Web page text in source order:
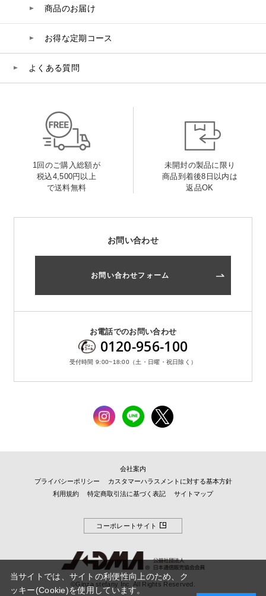
商品のお届け
お得な定期コース
よくある質問
1回のご購入総額が
税込4,500円以上
で送料無料
未開封の製品に限り
商品到着後8日以内は
返品OK
お問い合わせ
お問い合わせフォーム
お電話でのお問い合わせ
0120-956-100
受付時間 9:00~18:00（土・日曜・祝日除く）
会社案内
プライバシーポリシー
カスタマーハラスメントに対する基本方針
利用規約
特定商取引法に基づく表記 サイトマップ
コーポレートサイト
©Ginza stefany Inc. All Rights Reserved.
当サイトでは、サイトの利便性向上のため、ク
ッキー(Cookie)を使用しています。